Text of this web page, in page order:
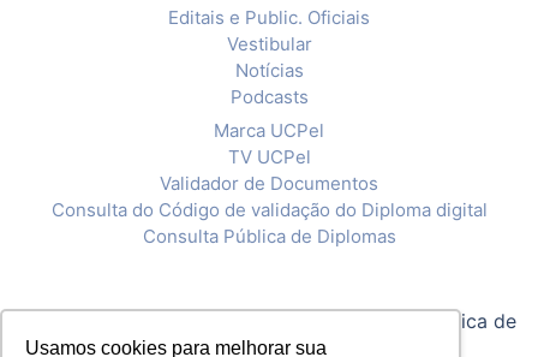
Usamos cookies para melhorar sua
Editais e Public. Oficiais
Vestibular
Notícias
Podcasts
Marca UCPel
TV UCPel
Validador de Documentos
Consulta do Código de validação do Diploma digital
Consulta Pública de Diplomas
Política de
Privacidade